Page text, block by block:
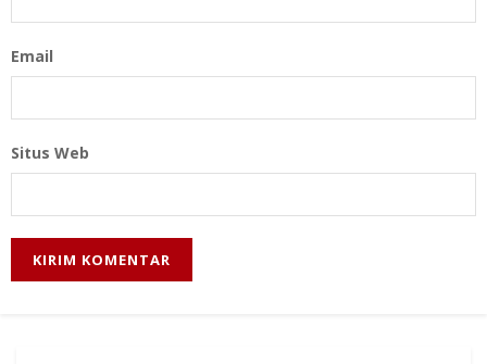
Email
Situs Web